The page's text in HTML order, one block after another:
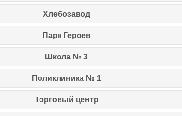
Хлебозавод
Парк Героев
Школа № 3
Поликлиника № 1
Торговый центр